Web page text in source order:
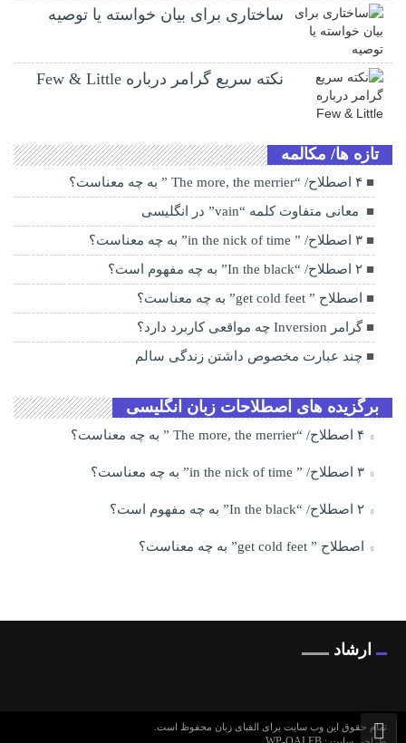
ساختاری برای بیان خواسته یا توصیه
نکته سریع گرامر درباره Few & Little
تازه ها/ مکالمه
۴ اصطلاح/ “The more, the merrier ” به چه معناست؟
معانی متفاوت کلمه “vain” در انگلیسی
۳ اصطلاح/ ” in the nick of time” به چه معناست؟
۲ اصطلاح/ “In the black” به چه مفهوم است؟
اصطلاح ” get cold feet” به چه معناست؟
گرامر Inversion چه مواقعی کاربرد دارد؟
چند عبارت مخصوص داشتن زندگی سالم
برگزیده های اصطلاحات زبان انگلیسی
اصطلاح ” get cold feet” به چه معناست؟
ارشاد
تمام حقوق این وب سایت برای الفبای زبان محفوظ است.